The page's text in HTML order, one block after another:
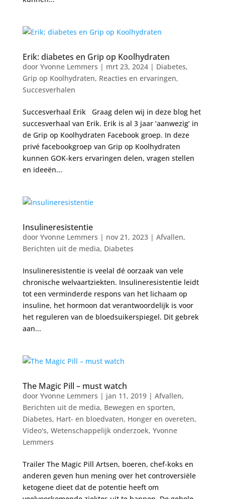
Erik: diabetes en Grip op Koolhydraten
door Yvonne Lemmers | mrt 23, 2024| Diabetes,
Grip op Koolhydraten, Reacties en ervaringen,
Succesverhalen
Succesverhaal Erik Graag delen wij in deze blog het
succesverhaal van Erik. Erik is al 3 jaar ‘aanwezig’ in
de Grip op Koolhydraten Facebook groep. In deze
privé facebookgroep van Grip op Koolhydraten
kunnen GOK-kers ervaringen delen, vragen stellen
en ideeën...
Insulineresistentie
door Yvonne Lemmers | nov 21, 2023| Afvallen,
Berichten uit de media, Diabetes
Insulineresistentie is veelal dé oorzaak van vele
chronische welvaartziekten. Insulineresistentie leidt
tot een verminderde respons van het lichaam op
insuline, het hormoon dat verantwoordelijk is voor
het reguleren van de bloedsuikerspiegel. Dit gebrek
aan...
The Magic Pill – must watch
door Yvonne Lemmers | jan 11, 2019| Afvallen,
Berichten uit de media, Bewegen en sporten,
Diabetes, Hart- en bloedvaten, Honger en overeten,
Video's, Wetenschappelijk onderzoek, Yvonne
Lemmers
Trailer The Magic Pill Artsen, boeren, chef-koks en
anderen geven hun mening over het controversiële
ketogene dieet dat de potentie heeft om